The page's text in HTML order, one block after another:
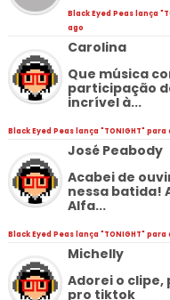
Black Eyed Peas lança
ago
Carolina
Que música
participação
incrível à...
Black Eyed Peas lança "TONIGHT"
José Peabody
Acabei de
nessa batida!
Alfa...
Black Eyed Peas lança "TONIGHT"
Michelly
Adorei o clipe,
pro tiktok